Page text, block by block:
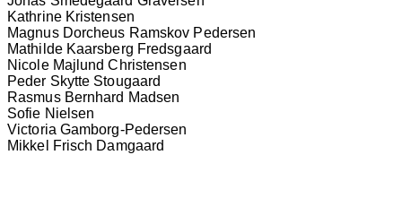
Kathrine Kristensen
Magnus Dorcheus Ramskov Pedersen
Mathilde Kaarsberg Fredsgaard
Nicole Majlund Christensen
Peder Skytte Stougaard
Rasmus Bernhard Madsen
Sofie Nielsen
Victoria Gamborg-Pedersen
Mikkel Frisch Damgaard